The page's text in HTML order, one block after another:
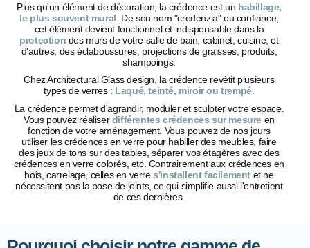
Plus qu'un élément de décoration, la crédence est un habillage,
le plus souvent mural De son nom "credenzia" ou confiance,
cet élément devient fonctionnel et indispensable dans la
protection des murs de votre salle de bain, cabinet, cuisine, et
d'autres, des éclaboussures, projections de graisses, produits,
shampoings.
Chez Architectural Glass design, la crédence revêtit plusieurs
types de verres : Laqué, teinté, miroir ou trempé.
La crédence permet d’agrandir, moduler et sculpter votre espace.
Vous pouvez réaliserdifférentes crédences sur mesure en
fonction de votre aménagement. Vous pouvez de nos jours
utiliser les crédences en verre pour habiller des meubles, faire
des jeux de tons sur des tables, séparer vos étagères avec des
crédences en verre colorés, etc. Contrairement aux crédences en
bois, carrelage, celles en verres'installent facilement et ne
nécessitent pas la pose de joints, ce qui simplifie aussi l'entretient
de ces dernières.